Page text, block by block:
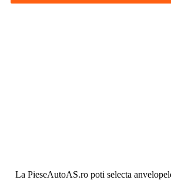
La PieseAutoAS.ro poti selecta